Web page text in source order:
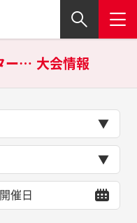
長野店 × デュエル・マスターズの 大会情報